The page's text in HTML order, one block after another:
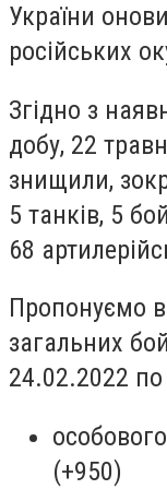
України
російських
Згідно з
добу, 22
знищили,
5 танків, 5
68
Пропонуємо
загальних
24.02.2022
(+950)